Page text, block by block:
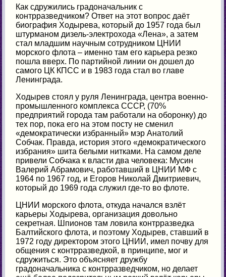
Как сдружились градоначальник с
контрразведчиком? Ответ на этот вопрос даёт
биография Ходырева, который до 1957 года был
штурманом дизель-электрохода «Лена», а затем
стал младшим научным сотрудником ЦНИИ
морского флота – именно там его карьера резко
пошла вверх. По партийной линии он дошел до
самого ЦК КПСС и в 1983 года стал во главе
Ленинграда.
Ходырев стоял у руля Ленинграда, центра военно-
промышленного комплекса СССР, (70%
предприятий города там работали на оборонку) до
тех пор, пока его на этом посту не сменил
«демократически избранный» мэр Анатолий
Собчак. Правда, история этого «демократического
избрания» шита белыми нитками. На самом деле
привели Собчака к власти два человека: Мусин
Валерий Абрамович, работавший в ЦНИИ МФ с
1964 по 1967 год, и Егоров Николай Дмитриевич,
который до 1969 года служил где-то во флоте.
ЦНИИ морского флота, откуда начался взлёт
карьеры Ходырева, организация довольно
секретная. Шпионов там ловила контрразведка
Балтийского флота, и поэтому Ходырев, ставший в
1972 году директором этого ЦНИИ, имел почву для
общения с контрразведкой, в принципе, мог и
сдружиться. Это объясняет дружбу
градоначальника с контрразведчиком, но делает